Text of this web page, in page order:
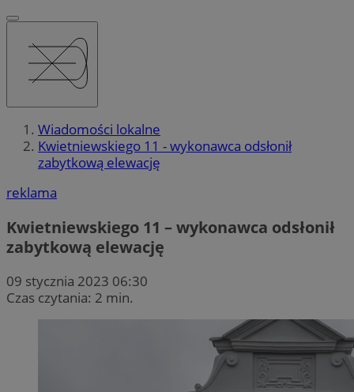
Wiadomości lokalne
Kwietniewskiego 11 - wykonawca odsłonił
zabytkową elewację
reklama
Kwietniewskiego 11 – wykonawca odsłonił
zabytkową elewację
09 stycznia 2023 06:30
Czas czytania: 2 min.